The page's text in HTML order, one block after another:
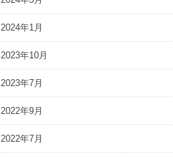
2024年1月
2023年10月
2023年7月
2022年9月
2022年7月